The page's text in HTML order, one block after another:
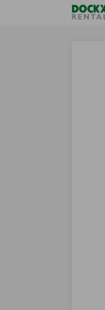
Taalselectie overslaanFratello